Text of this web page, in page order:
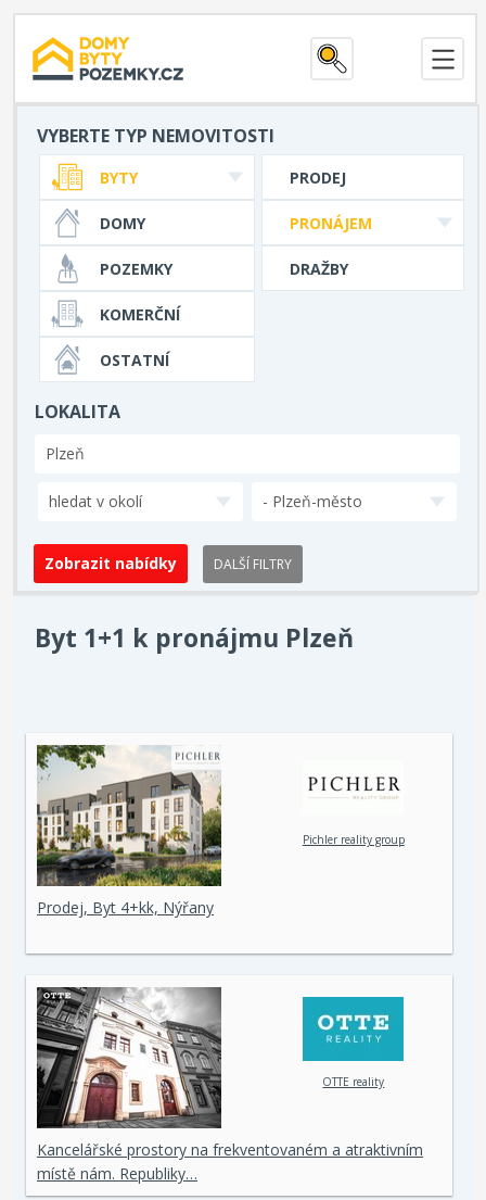
VYBERTE TYP NEMOVITOSTI
PRODEJ
PRONÁJEM
DRAŽBY
BYTY
DOMY
POZEMKY
KOMERČNÍ
OSTATNÍ
LOKALITA
hledat v okolí - Plzeň-město
DALŠÍ FILTRY
Byt 1+1 k pronájmu Plzeň
Pichler reality group
Prodej, Byt 4+kk, Nýřany
OTTE reality
Kancelářské prostory na frekventovaném a atraktivním
místě nám. Republiky…